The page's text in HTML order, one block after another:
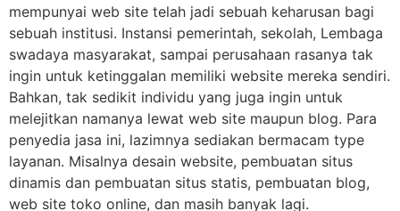
mempunyai web site telah jadi sebuah keharusan bagi
sebuah institusi. Instansi pemerintah, sekolah, Lembaga
swadaya masyarakat, sampai perusahaan rasanya tak
ingin untuk ketinggalan memiliki website mereka sendiri.
Bahkan, tak sedikit individu yang juga ingin untuk
melejitkan namanya lewat web site maupun blog. Para
penyedia jasa ini, lazimnya sediakan bermacam type
layanan. Misalnya desain website, pembuatan situs
dinamis dan pembuatan situs statis, pembuatan blog,
web site toko online, dan masih banyak lagi.